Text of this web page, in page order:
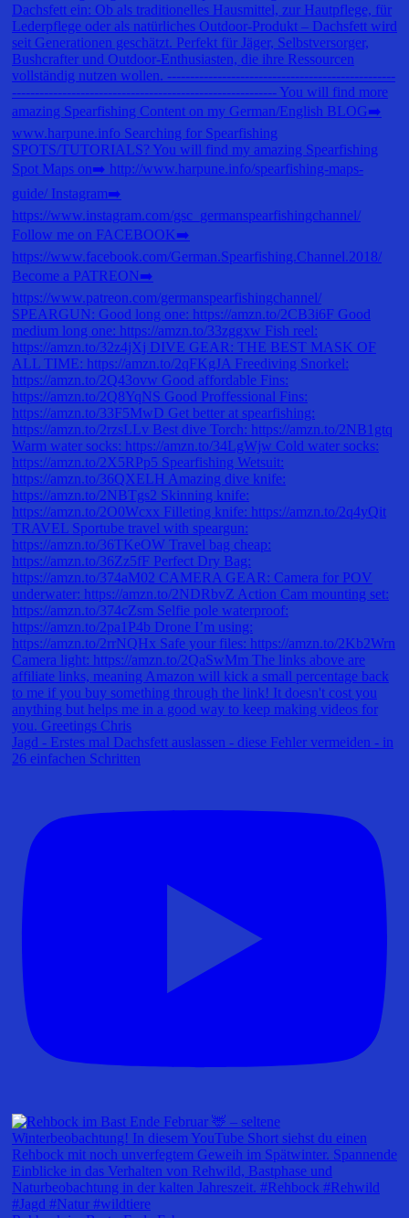
Jagd - Erstes mal Dachsfett auslassen - diese Fehler vermeiden - in
26 einfachen Schritten